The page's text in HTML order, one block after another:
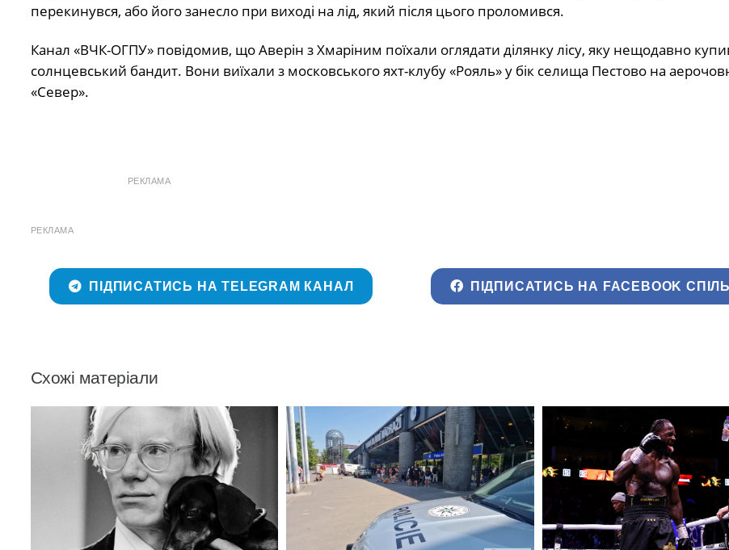
перекинувся, або його занесло при виході на лід, який після цього проломився.
Канал «ВЧК-ОГПУ» повідомив, що Аверін з Хмаріним поїхали оглядати ділянку лісу, яку нещодавно
солнцевський бандит. Вони виїхали з московського яхт-клубу «Рояль» у бік селища Пестово на
«Север».
РЕКЛАМА
РЕКЛАМА
ПІДПИСАТИСЬ НА TELEGRAM КАНАЛ ПІДПИСАТИСЬ НА FACEBOOK
Схожі матеріали